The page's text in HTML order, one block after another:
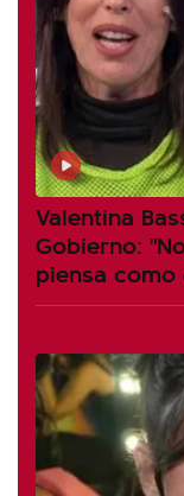
Valentina
Gobierno:
piensa como